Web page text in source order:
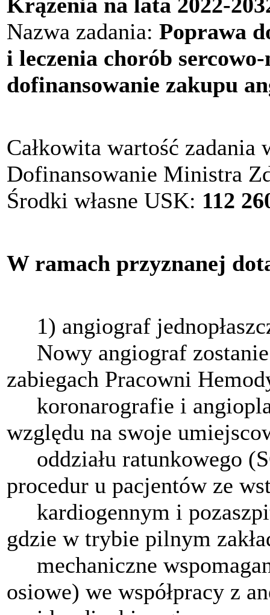
Nazwa zadania: Poprawa
i leczenia chorób
dofinansowanie zakupu
Całkowita wartość zadania
Dofinansowanie Ministra
Środki własne USK: 112
W ramach przyznanej
1) angiograf
Nowy angiograf
zabiegach Pracowni
koronarografie i
względu na swoje
oddziału ratunkowego
procedur u pacjentów ze
kardiogennym i
gdzie w trybie pilnym
mechaniczne
osiowe) we współpracy z